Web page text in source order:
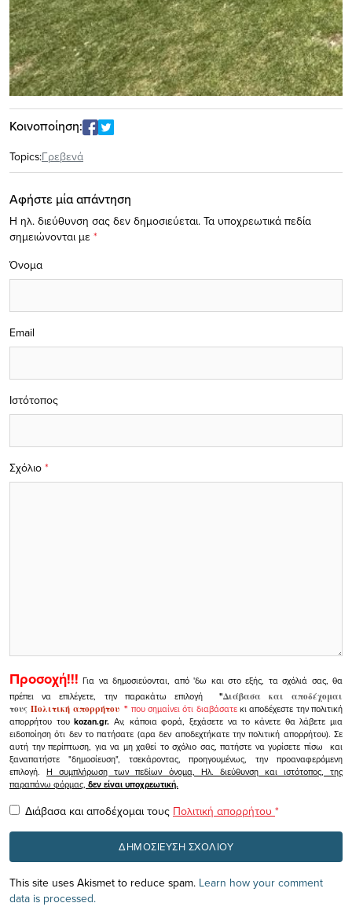
Κοινοποίηση:
Topics:Γρεβενά
Αφήστε μία απάντηση
Η ηλ. διεύθυνση σας δεν δημοσιεύεται. Τα υποχρεωτικά πεδία
σημειώνονται με *
Σχόλιο *
Όνομα
Email
Ιστότοπος
Προσοχή!!! Για να δημοσιεύονται, από 'δω και στο εξής, τα σχόλιά σας, θα
πρέπει να επιλέγετε, την παρακάτω επιλογή
"Διάβασα και αποδέχομαι
τουςΠολιτική απορρήτου" που σημαίνει ότι διαβάσατεκι αποδέχεστε την πολιτική
απορρήτου τουkozan.gr. Αν, κάποια φορά, ξεχάσετε να το κάνετε θα λάβετε μια
ειδοποίηση ότι δεν το πατήσατε (αρα δεν αποδεχτήκατε την πολιτική απορρήτου). Σε
αυτή την περίπτωση, για να μη χαθεί το σχόλιο σας, πατήστε να γυρίσετε πίσω και
ξαναπατήστε "δημοσίευση", τσεκάροντας, προηγουμένως, την προαναφερόμενη
επιλογή.Η συμπλήρωση των πεδίων όνομα, Ηλ. διεύθυνση και ιστότοπος, της
παραπάνω φόρμας, δεν είναι υποχρεωτική.
Διάβασα και αποδέχομαι τους Πολιτική απορρήτου *
This site uses Akismet to reduce spam. Learn how your comment
data is processed.